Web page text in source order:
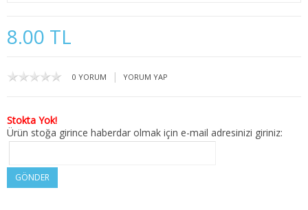
1. SINIF 1. YARIYIL KAMU
1. SINIF 2. YARIYIL KAMU
2. SINIF 4. YARIYIL KAMU
8.00 TL
0 YORUM | YORUM YAP
Stokta Yok!
Ürün stoğa girince haberdar olmak için e-mail adresinizi giriniz:
GÖNDER